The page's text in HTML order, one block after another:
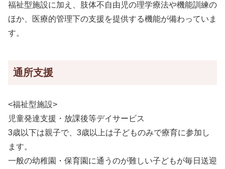
福祉型施設に加え、肢体不自由児の理学療法や機能訓練の
ほか、医療的管理下の支援を提供する機能が備わっていま
す。
通所支援
<福祉型施設>
児童発達支援・放課後等デイサービス
3歳以下は親子で、3歳以上は子どものみで療育に参加し
ます。
一般の幼稚園・保育園に通うのが難しい子どもが毎日送迎